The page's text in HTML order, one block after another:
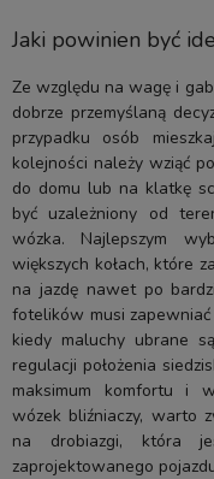
Jaki powinien być
Ze względu na wagę i
dobrze przemyślaną
przypadku osób
kolejności należy wziąć
do domu lub na klatkę
być uzależniony od
wózka. Najlepszym
większych kołach, które
na jazdę nawet po
fotelików musi
kiedy maluchy ubrane
regulacji położenia
maksimum komfortu i
wózek bliźniaczy, warto
na drobiazgi, która
zaprojektowanego